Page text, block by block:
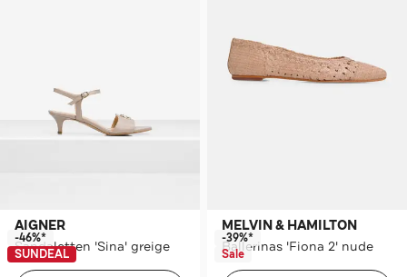
AIGNER
Sandaletten 'Sina' greige
-46%*
SUNDEAL
MELVIN & HAMILTON
Ballerinas 'Fiona 2' nude
-39%*
Sale